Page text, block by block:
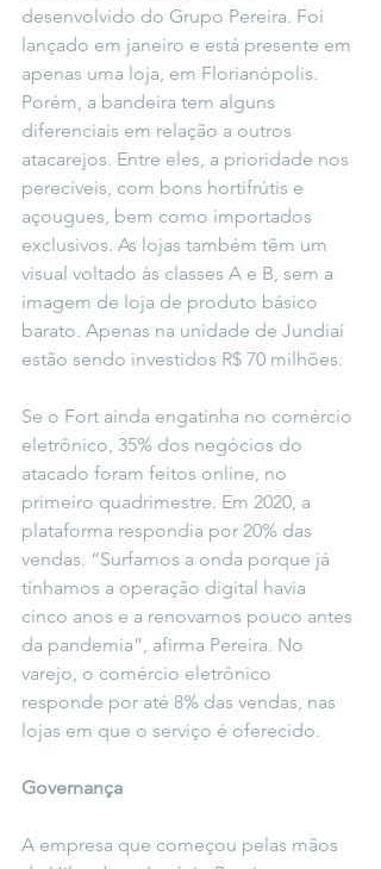
desenvolvido do Grupo Pereira. Foi
lançado em janeiro e está presente em
apenas uma loja, em Florianópolis.
Porém, a bandeira tem alguns
diferenciais em relação a outros
atacarejos. Entre eles, a prioridade nos
perecíveis, com bons hortifrútis e
açougues, bem como importados
exclusivos. As lojas também têm um
visual voltado às classes A e B, sem a
imagem de loja de produto básico
barato. Apenas na unidade de Jundiaí
estão sendo investidos R$ 70 milhões.
Se o Fort ainda engatinha no comércio
eletrônico, 35% dos negócios do
atacado foram feitos online, no
primeiro quadrimestre. Em 2020, a
plataforma respondia por 20% das
vendas. “Surfamos a onda porque já
tínhamos a operação digital havia
cinco anos e a renovamos pouco antes
da pandemia”, afirma Pereira. No
varejo, o comércio eletrônico
responde por até 8% das vendas, nas
lojas em que o serviço é oferecido.
Governança
A empresa que começou pelas mãos